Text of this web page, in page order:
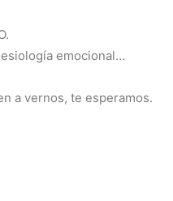
emocional…
a vernos, te esperamos.